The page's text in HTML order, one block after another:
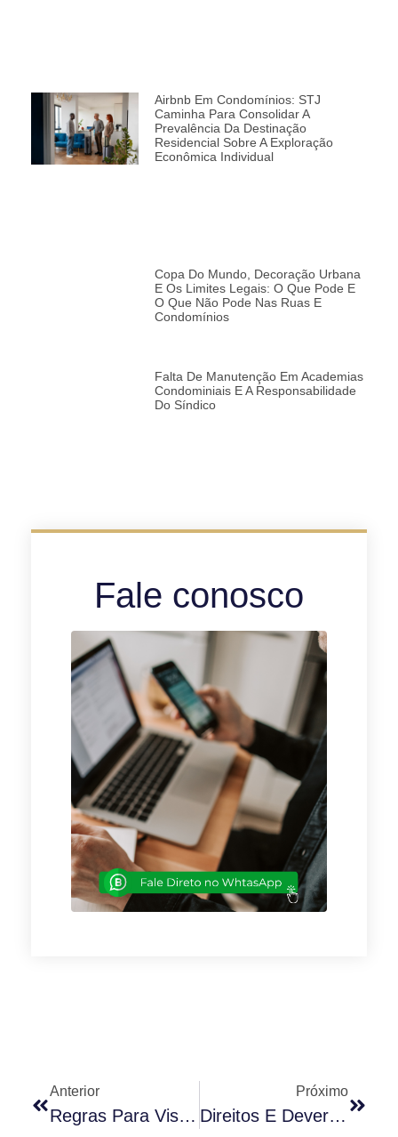
Airbnb Em Condomínios: STJ
Caminha Para Consolidar A
Prevalência Da Destinação
Residencial Sobre A Exploração
Econômica Individual
Copa Do Mundo, Decoração Urbana
E Os Limites Legais: O Que Pode E
O Que Não Pode Nas Ruas E
Condomínios
Falta De Manutenção Em Academias
Condominiais E A Responsabilidade
Do Síndico
Fale conosco
Anterior
Regras Para Visitantes E Moradores
Próximo
Direitos E Deveres Dos Inquilinos E Dos Proprietários